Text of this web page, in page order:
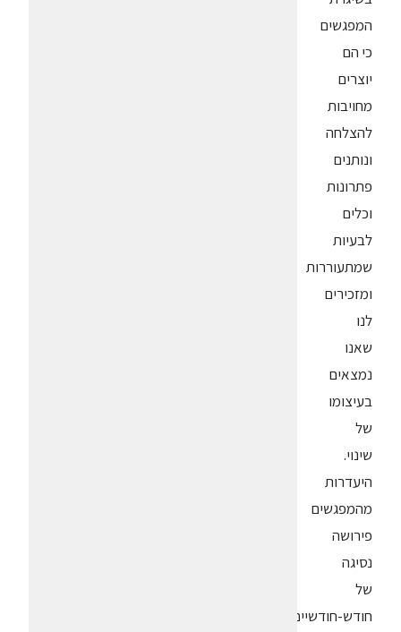
המפגשים
כי הם
יוצרים
מחויבות
להצלחה
ונותנים
פתרונות
וכלים
לבעיות
שמתעוררות
ומזכירים
לנו
שאנו
נמצאים
בעיצומו
של
שינוי.
היעדרות
מהמפגשים
פירושה
נסיגה
של
חודש-חודשיים